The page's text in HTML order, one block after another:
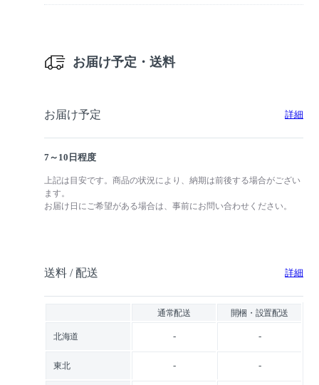
お届け予定・送料
お届け予定 詳細
7～10日程度
上記は目安です。商品の状況により、納期は前後する場合がござい
ます。
お届け日にご希望がある場合は、事前にお問い合わせください。
送料 / 配送 詳細
通常配送 開梱・設置配送
北海道 - -
東北 - -